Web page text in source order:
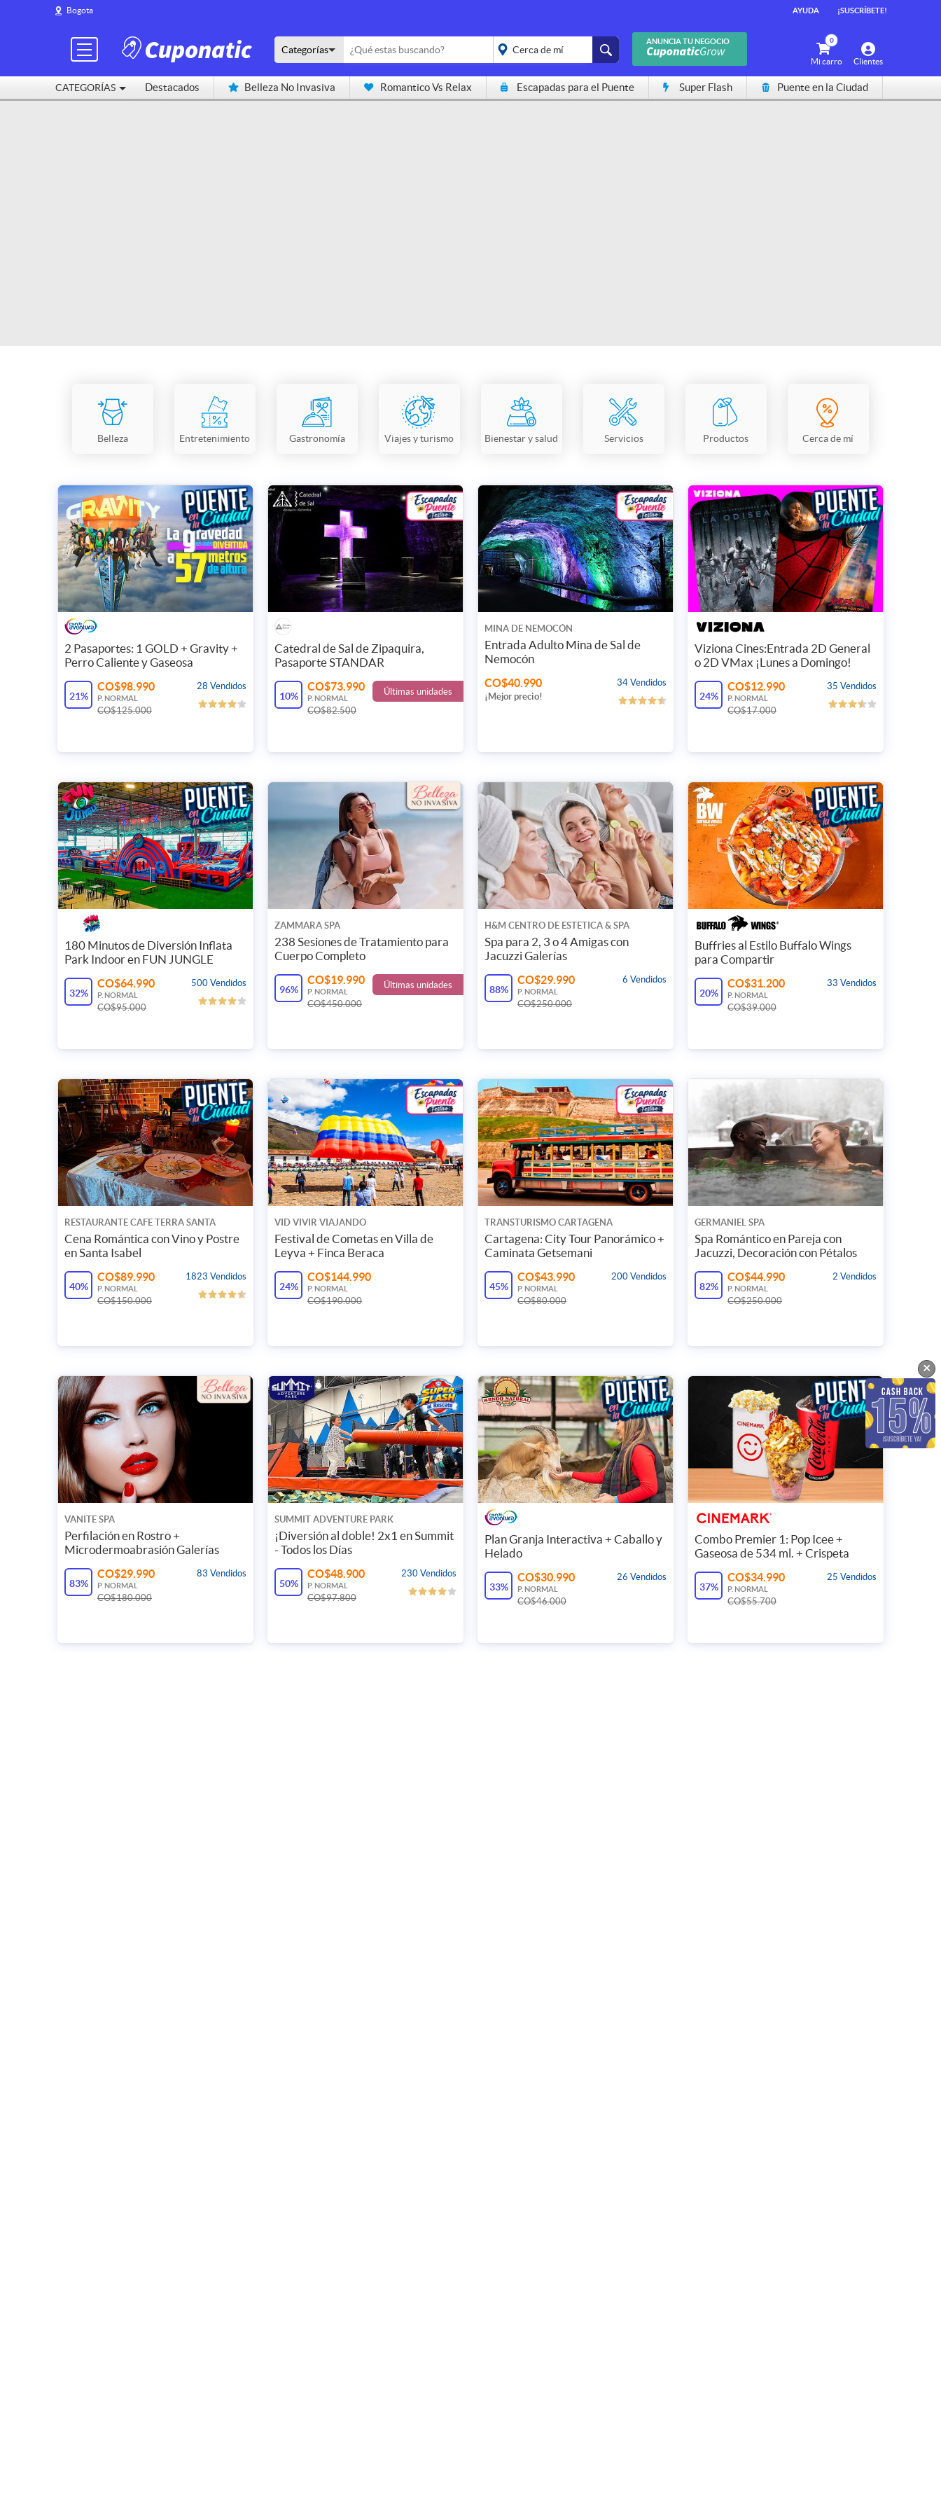
Bogota AYUDA ¡SUSCRÍBETE!
CATEGORÍAS
ANUNCIA TU NEGOCIO
Clientes
Categorías
placeholder="Todo el
0
Mi carro
Destacados Belleza No Invasiva Romantico Vs Relax Escapadas para el Puente Super Flash Puente en la Ciudad
Belleza Entretenimiento Gastronomía Viajes y turismo Bienestar y salud Servicios Productos Cerca de mí
2 Pasaportes: 1 GOLD + Gravity +
Perro Caliente y Gaseosa
21%
28 Vendidos
CO$98.990
P. NORMAL
CO$125.000
Catedral de Sal de Zipaquira,
Pasaporte STANDAR
10% Últimas unidades
CO$73.990
P. NORMAL
CO$82.500
MINA DE NEMOCÓN
Entrada Adulto Mina de Sal de
Nemocón
34 Vendidos
CO$40.990
¡Mejor precio!
Viziona Cines:Entrada 2D General
o 2D VMax ¡Lunes a Domingo!
24%
35 Vendidos
CO$12.990
P. NORMAL
CO$17.000
180 Minutos de Diversión Inflata
Park Indoor en FUN JUNGLE
32%
500 Vendidos
CO$64.990
P. NORMAL
CO$95.000
ZAMMARA SPA
238 Sesiones de Tratamiento para
Cuerpo Completo
96% Últimas unidades
CO$19.990
P. NORMAL
CO$450.000
H&M CENTRO DE ESTETICA & SPA
Spa para 2, 3 o 4 Amigas con
Jacuzzi Galerías
88%
6 Vendidos
CO$29.990
P. NORMAL
CO$250.000
Buffries al Estilo Buffalo Wings
para Compartir
20%
33 Vendidos
CO$31.200
P. NORMAL
CO$39.000
RESTAURANTE CAFE TERRA SANTA
Cena Romántica con Vino y Postre
en Santa Isabel
40%
1823 Vendidos
CO$89.990
P. NORMAL
CO$150.000
VID VIVIR VIAJANDO
Festival de Cometas en Villa de
Leyva + Finca Beraca
24%
CO$144.990
P. NORMAL
CO$190.000
TRANSTURISMO CARTAGENA
Cartagena: City Tour Panorámico +
Caminata Getsemani
45%
200 Vendidos
CO$43.990
P. NORMAL
CO$80.000
GERMANIEL SPA
Spa Romántico en Pareja con
Jacuzzi, Decoración con Pétalos
82%
2 Vendidos
CO$44.990
P. NORMAL
CO$250.000
VANITE SPA
Perfilación en Rostro +
Microdermoabrasión Galerías
83%
83 Vendidos
CO$29.990
P. NORMAL
CO$180.000
SUMMIT ADVENTURE PARK
¡Diversión al doble! 2x1 en Summit
- Todos los Días
50%
230 Vendidos
CO$48.900
P. NORMAL
CO$97.800
Plan Granja Interactiva + Caballo y
Helado
33%
26 Vendidos
CO$30.990
P. NORMAL
CO$46.000
Combo Premier 1: Pop Icee +
Gaseosa de 534 ml. + Crispeta
37%
25 Vendidos
CO$34.990
P. NORMAL
CO$55.700
Suscríbete y recibe
15% de cashback
Esto significa que del total que gastes, te
devolveremos el 15% como saldo en tu cuenta
Ciudad:
Bogota
Género:
Suscríbete con tu cuenta Google
No gracias, Ya estoy suscrito.
×